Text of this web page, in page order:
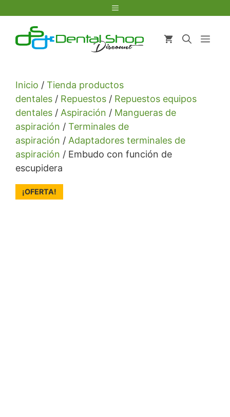
contenido
Menú
Inicio / Tienda productos
dentales / Repuestos / Repuestos equipos
dentales / Aspiración / Mangueras de
aspiración / Terminales de
aspiración / Adaptadores terminales de
aspiración / Embudo con función de
escupidera
¡OFERTA!